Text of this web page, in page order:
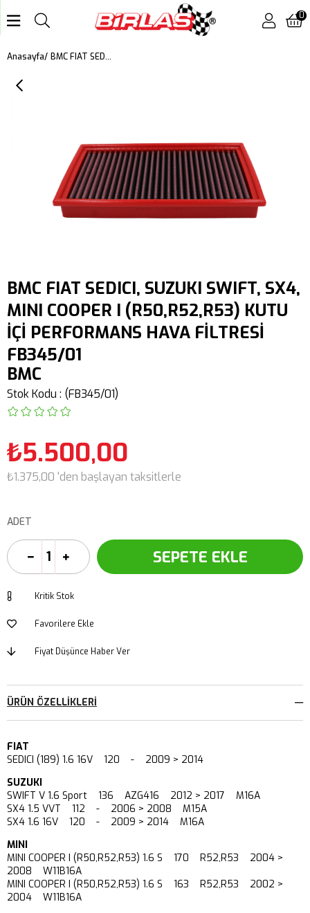
0
Anasayfa BMC FIAT SEDICI, SUZUKI SWIFT, SX4, MINI COOPER I (R50,R52,R53) KUTU İÇİ PERFORMANS HAVA FİLTRESİ FB345/01
BMC FIAT SEDICI, SUZUKI SWIFT, SX4,
MINI COOPER I (R50,R52,R53) KUTU
İÇİ PERFORMANS HAVA FİLTRESİ
FB345/01
BMC
Stok Kodu (FB345/01)
₺5.500,00
₺1.375,00 'den başlayan taksitlerle
ADET
Kritik Stok
Favorilere Ekle
Fiyat Düşünce Haber Ver
ÜRÜN ÖZELLIKLERI
FIAT
SEDICI (189) 1.6 16V 120 - 2009 > 2014
SUZUKI
SWIFT V 1.6 Sport 136 AZG416 2012 > 2017 M16A
SX4 1.5 VVT 112 - 2006 > 2008 M15A
SX4 1.6 16V 120 - 2009 > 2014 M16A
MINI
MINI COOPER I (R50,R52,R53) 1.6 S 170 R52,R53 2004 >
2008 W11B16A
MINI COOPER I (R50,R52,R53) 1.6 S 163 R52,R53 2002 >
2004 W11B16A